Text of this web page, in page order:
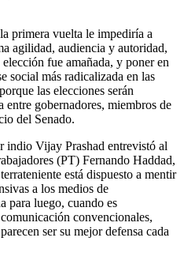
primera vuelta le impediría a
agilidad, audiencia y autoridad,
fue amañada, y poner en
social más radicalizada en las
las elecciones serán
entre gobernadores, miembros de
del Senado.
indio Vijay Prashad entrevistó al
(PT) Fernando Haddad,
está dispuesto a mentir
a los medios de
para luego, cuando es
convencionales,
ser su mejor defensa cada